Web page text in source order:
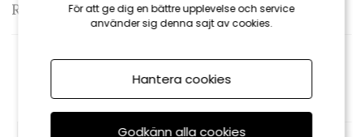
Recensioner
Rekommenderade tillbehör
För att ge dig en bättre upplevelse och service
använder sig denna sajt av cookies.
Hantera cookies
Godkänn alla cookies